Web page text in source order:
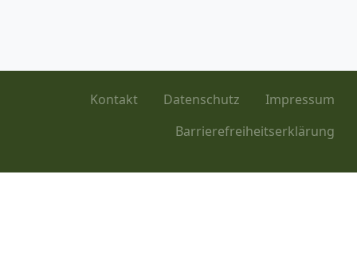
Kontakt Datenschutz
Impressum
Barrierefreiheitserklärung